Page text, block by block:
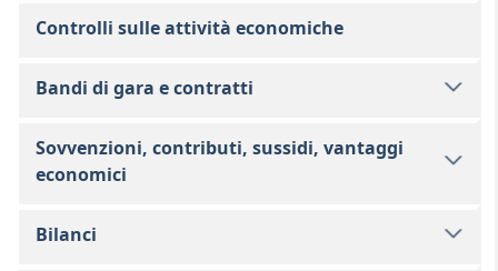
Controlli sulle attività economiche
Bandi di gara e contratti
Sovvenzioni, contributi, sussidi, vantaggi
economici
Bilanci